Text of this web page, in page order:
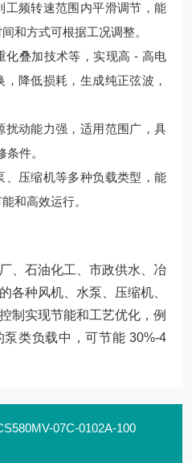
工频转速范围内平滑调节，能
和方式可根据工况调整。
化叠加技术等，实现高 - 高电
降低损耗，生成纯正弦波，
扰动能力强，适用范围广，具
件。
、压缩机等多种负载类型，能
和高效运行。
、石油化工、市政供水、冶
各种风机、水泵、压缩机、
制实现节能和工艺优化，例
类负载中，可节能 30%-4
07C-0102A-100